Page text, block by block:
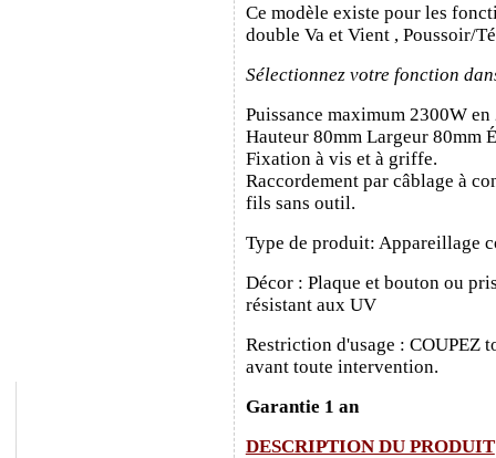
Ce modèle existe pour les
double Va et Vient , Poussoir/
Sélectionnez votre fonction
Puissance maximum 2300W
Hauteur 80mm Largeur 80mm
Fixation à vis et à griffe.
Raccordement par câblage à
fils sans outil.
Type de produit: Appareillage
Décor : Plaque et bouton ou
résistant aux UV
Restriction d'usage : COUPEZ
avant toute intervention.
Garantie 1 an
DESCRIPTION DU PRODUIT